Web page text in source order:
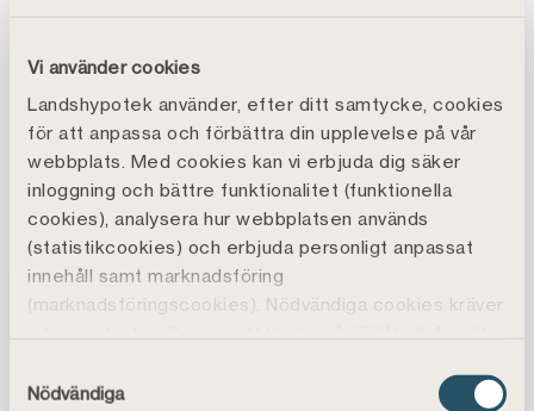
Vi använder cookies
Landshypotek använder, efter ditt samtycke, cookies
för att anpassa och förbättra din upplevelse på vår
webbplats. Med cookies kan vi erbjuda dig säker
inloggning och bättre funktionalitet (funktionella
cookies), analysera hur webbplatsen används
(statistikcookies) och erbjuda personligt anpassat
innehåll samt marknadsföring
(marknadsföringscookies). Nödvändiga cookies kräver
statistikcookies vilket är frivilligt.
Nödvändiga
GUIDE
Höstfixa i trädgården inför vintern
Hösten är här i all sin prakt och det är dags att